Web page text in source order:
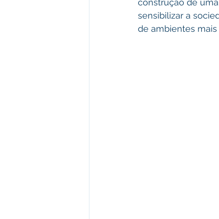
construção de
sensibilizar a
de ambientes